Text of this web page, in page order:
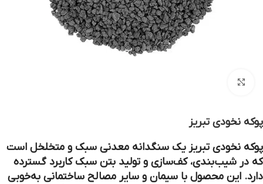
پوکه نخودی تبریز
پوکه نخودی تبریز یک سنگدانه معدنی سبک و متخلخل است
که در شیب‌بندی، کف‌سازی و تولید بتن سبک کاربرد گسترده
دارد. این محصول با سیمان و سایر مصالح ساختمانی به‌خوبی